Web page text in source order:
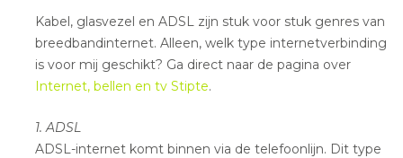
Kabel, glasvezel en ADSL zijn stuk voor stuk genres van
breedbandinternet. Alleen, welk type internetverbinding
is voor mij geschikt? Ga direct naar de pagina over
Internet, bellen en tv Stipte.
1. ADSL
ADSL-internet komt binnen via de telefoonlijn. Dit type